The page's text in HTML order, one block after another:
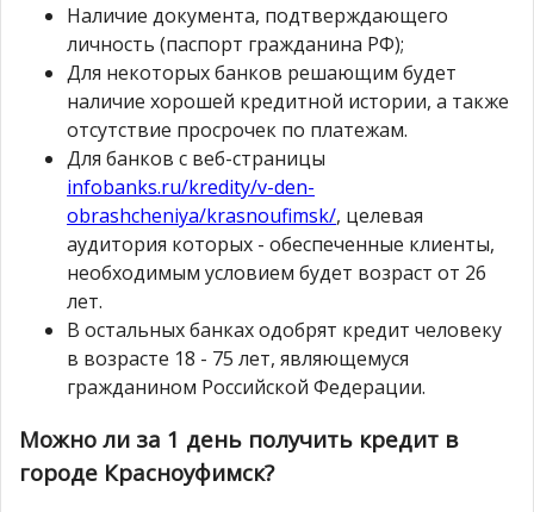
Наличие документа, подтверждающего
личность (паспорт гражданина РФ);
Для некоторых банков решающим будет
наличие хорошей кредитной истории, а также
отсутствие просрочек по платежам.
Для банков с веб-страницы
infobanks.ru/kredity/v-den-
obrashcheniya/krasnoufimsk/, целевая
аудитория которых - обеспеченные клиенты,
необходимым условием будет возраст от 26
лет.
В остальных банках одобрят кредит человеку
в возрасте 18 - 75 лет, являющемуся
гражданином Российской Федерации.
Можно ли за 1 день получить кредит в
городе Красноуфимск?